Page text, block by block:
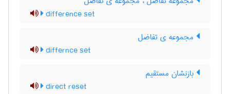
difference set
مجموعه ی تفاضل
differnce set
بازنشان مستقیم
direct reset